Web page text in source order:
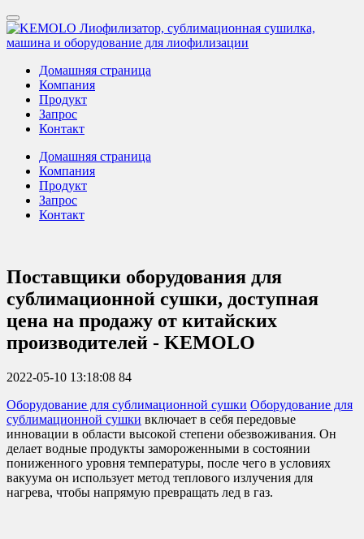
Домашняя страница
Компания
Продукт
Запрос
Контакт
Домашняя страница
Компания
Продукт
Запрос
Контакт
Поставщики оборудования для
сублимационной сушки, доступная
цена на продажу от китайских
производителей - KEMOLO
2022-05-10 13:18:08 84
Оборудование для сублимационной сушки Оборудование для
сублимационной сушки включает в себя передовые
инновации в области высокой степени обезвоживания. Он
делает водные продукты замороженными в состоянии
пониженного уровня температуры, после чего в условиях
вакуума он использует метод теплового излучения для
нагрева, чтобы напрямую превращать лед в газ.